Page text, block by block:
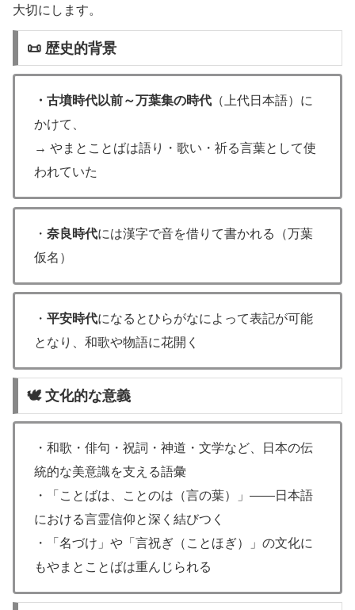
大切にします。
📜 歴史的背景
・古墳時代以前～万葉集の時代 （上代日本語）に
かけて、
→ やまとことばは語り・歌い・祈る言葉として使
われていた
・ 奈良時代には漢字で音を借りて書かれる（万葉
仮名）
・ 平安時代になるとひらがなによって表記が可能
となり、和歌や物語に花開く
🕊 文化的な意義
・和歌・俳句・祝詞・神道・文学など、日本の伝
統的な美意識を支える語彙
・「ことばは、ことのは（言の葉）」――日本語
における言霊信仰と深く結びつく
・「名づけ」や「言祝ぎ（ことほぎ）」の文化に
もやまとことばは重んじられる